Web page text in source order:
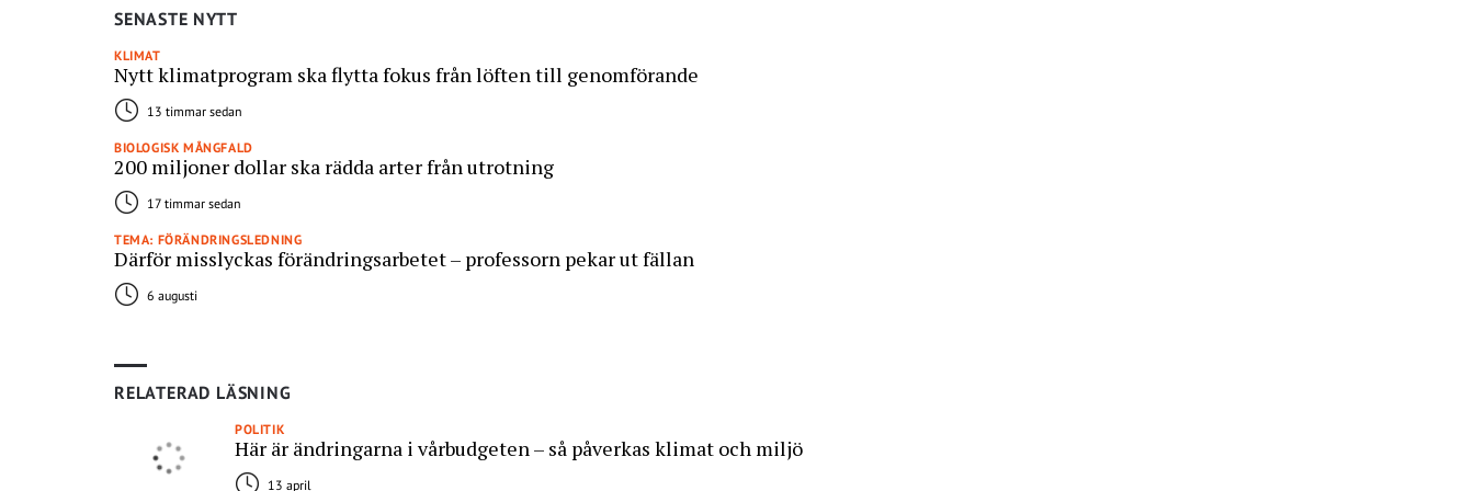
SENASTE NYTT
KLIMAT
Nytt klimatprogram ska flytta fokus från löften till genomförande
13 timmar sedan
BIOLOGISK MÅNGFALD
200 miljoner dollar ska rädda arter från utrotning
17 timmar sedan
TEMA: FÖRÄNDRINGSLEDNING
Därför misslyckas förändringsarbetet – professorn pekar ut fällan
6 augusti
RELATERAD LÄSNING
POLITIK
Här är ändringarna i vårbudgeten – så påverkas klimat och miljö
13 april